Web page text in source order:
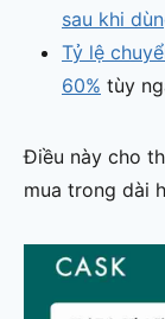
sau khi
Tỷ lệ
60% tùy
Điều này cho
mua trong dài